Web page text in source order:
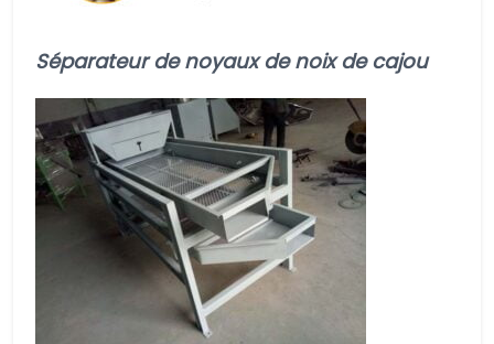
Séparateur de noyaux de noix de cajou